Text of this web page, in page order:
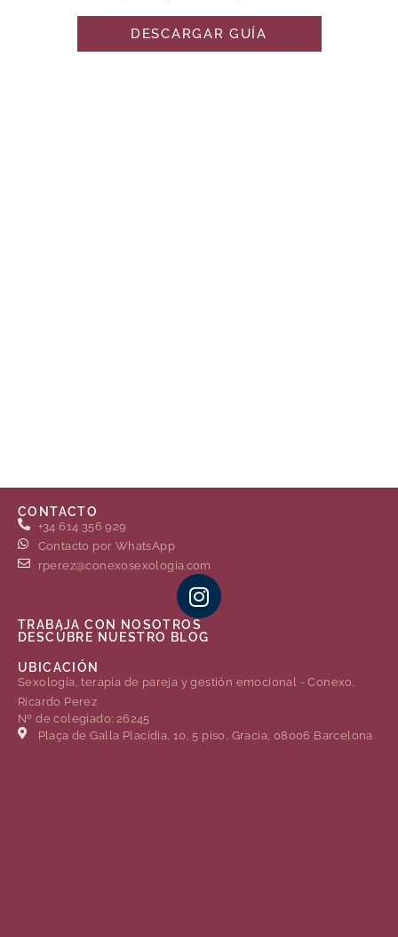
DESCARGAR GUÍA
CONTACTO
+34 614 356 929
Contacto por WhatsApp
rperez@conexosexologia.com
TRABAJA CON NOSOTROS
DESCÚBRE NUESTRO BLOG
UBICACIÓN
Sexología, terapia de pareja y gestión emocional - Conexo.
Ricardo Perez
Nº de colegiado: 26245
Plaça de Gal·la Placídia, 10, 5 piso, Gracia, 08006 Barcelona